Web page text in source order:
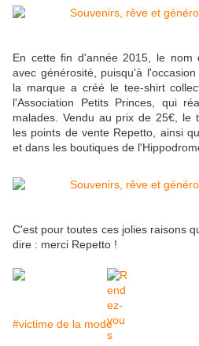
En cette fin d'année 2015, le nom
avec générosité, puisqu'à
la marque a créé le tee-shirt
l'Association Petits Princes, qui
malades. Vendu au prix de 25€, le
les points de vente Repetto, ainsi
et dans les boutiques de
C'est pour toutes ces jolies raisons
dire : merci Repetto !
#victime de la mode